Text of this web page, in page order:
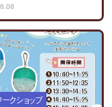
クショップ